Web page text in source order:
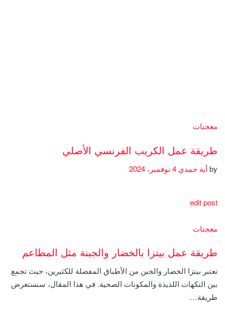
معجنات
طريقة عمل الكريب الفرنسي الأصلي
byآية حمدي
edit post
معجنات
طريقة عمل بيتزا بالخضار والجبنة مثل المطاعم
تعتبر بيتزا الخضار والجبن من الأطباق المفضلة للكثيرين، حيث تجمع
بين النكهات اللذيذة والمكونات الصحية. في هذا المقال، سنستعرض
طريقة…